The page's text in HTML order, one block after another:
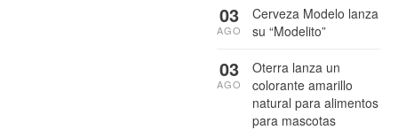
Cerveza Modelo lanza
su “Modelito”
03
AGO
Oterra lanza un
colorante amarillo
natural para alimentos
para mascotas
03
AGO